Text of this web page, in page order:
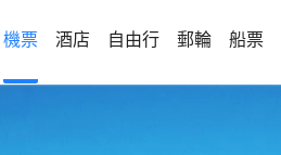
機票 酒店 自由行 郵輪 船票